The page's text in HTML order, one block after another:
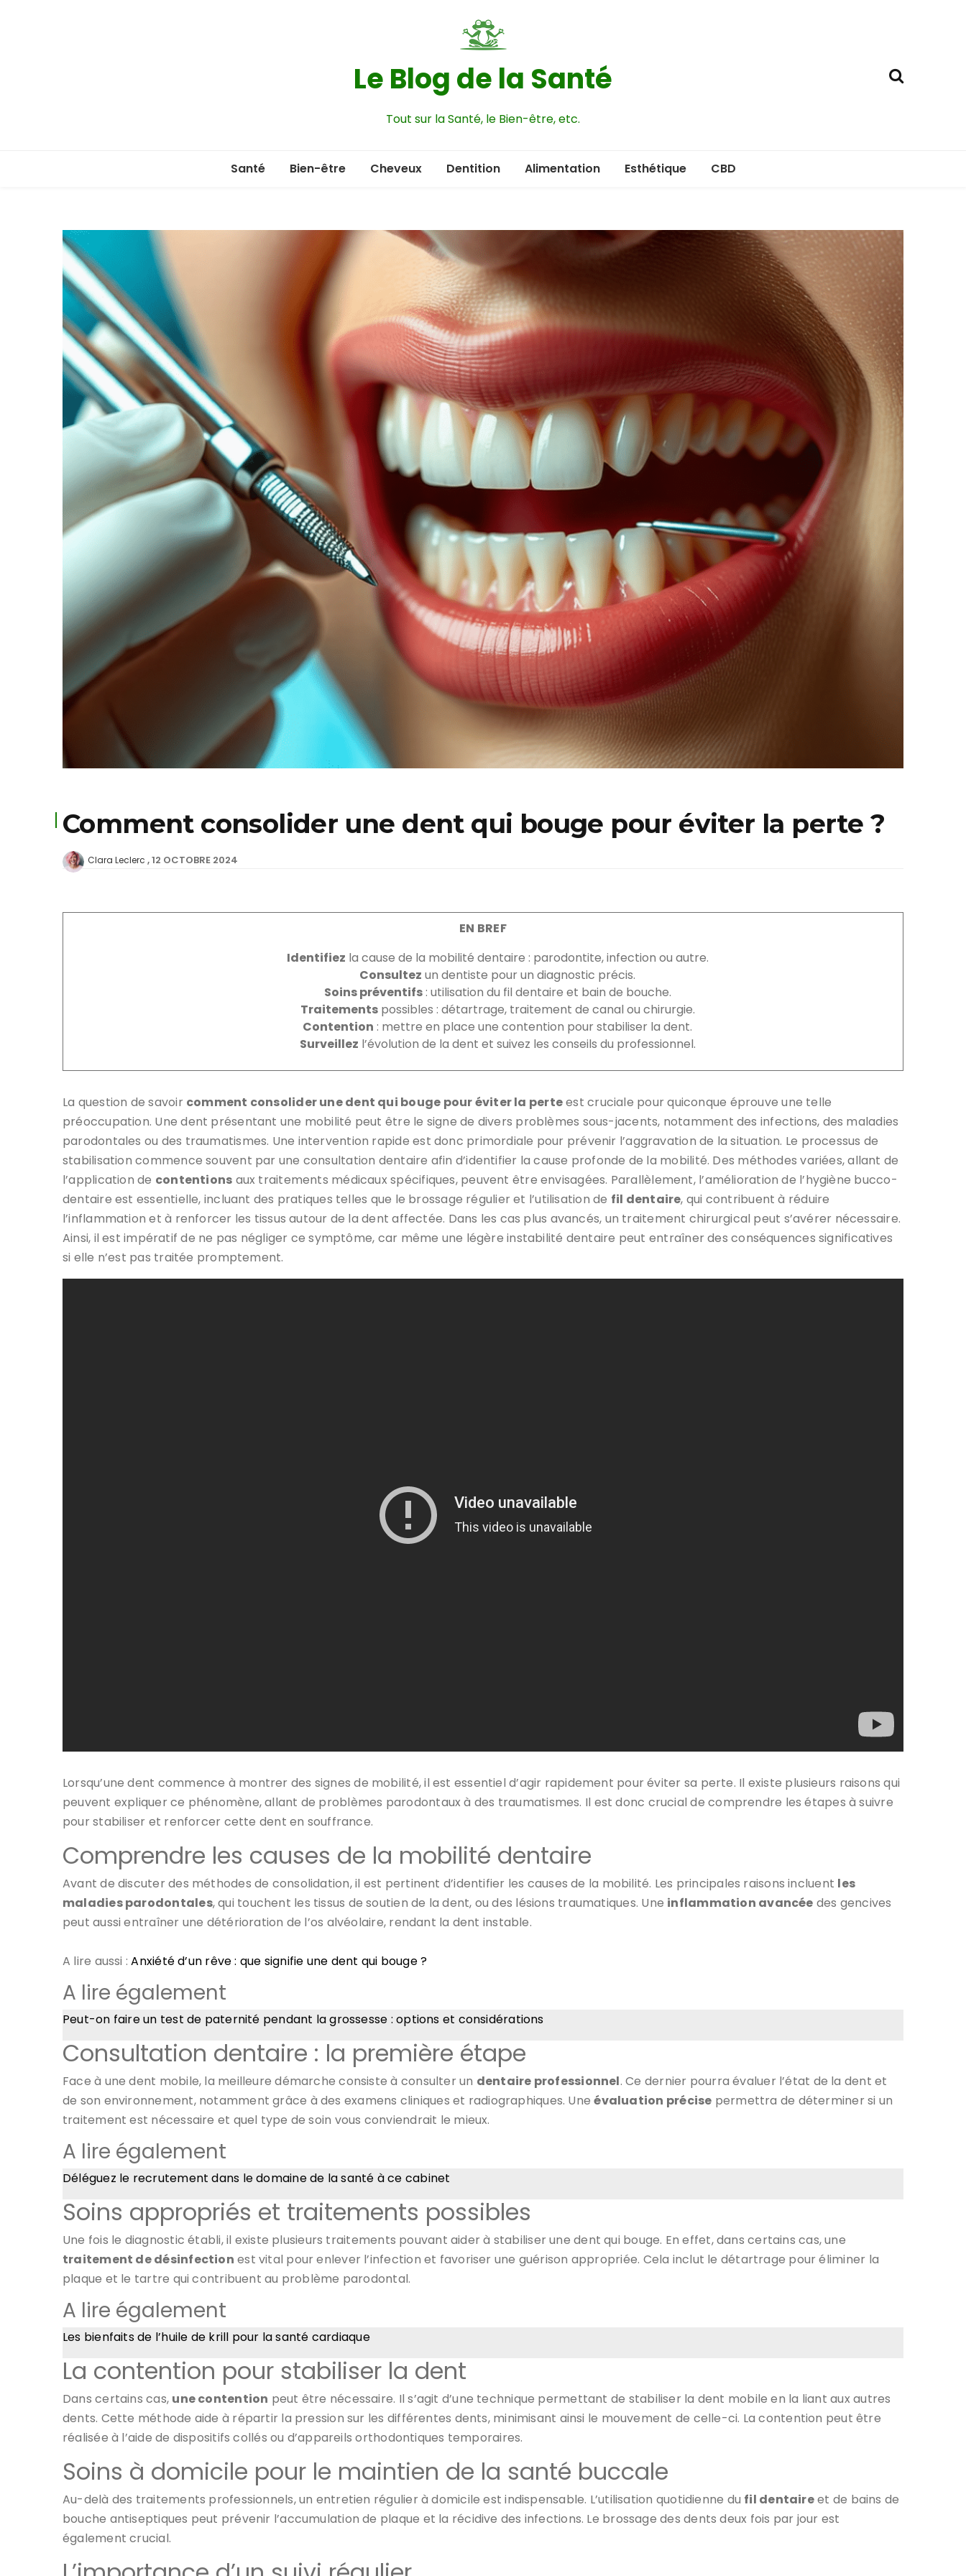
Le Blog de la Santé
Tout sur la Santé, le Bien-être, etc.
Santé Bien-être Cheveux Dentition Alimentation Esthétique CBD
Comment consolider une dent qui bouge pour éviter la perte ?
Clara Leclerc 12 OCTOBRE 2024
EN BREF
Identifiez la cause de la mobilité dentaire : parodontite, infection ou autre.
Consultez un dentiste pour un diagnostic précis.
Soins préventifs: utilisation du fil dentaire et bain de bouche.
Traitementspossibles : détartrage, traitement de canal ou chirurgie.
Contention : mettre en place une contention pour stabiliser la dent.
Surveillez l’évolution de la dent et suivez les conseils du professionnel.
La question de savoir comment consolider une dent qui bouge pour éviter la perteest cruciale pour quiconque éprouve une telle
préoccupation. Une dent présentant une mobilité peut être le signe de divers problèmes sous-jacents, notamment des infections, des maladies
parodontales ou des traumatismes. Une intervention rapide est donc primordiale pour prévenir l’aggravation de la situation. Le processus de
stabilisation commence souvent par une consultation dentaire afin d’identifier la cause profonde de la mobilité. Des méthodes variées, allant de
l’application de contentions aux traitements médicaux spécifiques, peuvent être envisagées. Parallèlement, l’amélioration de l’hygiène bucco-
dentaire est essentielle, incluant des pratiques telles que le brossage régulier et l’utilisation de fil dentaire, qui contribuent à réduire
l’inflammation et à renforcer les tissus autour de la dent affectée. Dans les cas plus avancés, un traitement chirurgical peut s’avérer nécessaire.
Ainsi, il est impératif de ne pas négliger ce symptôme, car même une légère instabilité dentaire peut entraîner des conséquences significatives
si elle n’est pas traitée promptement.
Lorsqu’une dent commence à montrer des signes de mobilité, il est essentiel d’agir rapidement pour éviter sa perte. Il existe plusieurs raisons qui
peuvent expliquer ce phénomène, allant de problèmes parodontaux à des traumatismes. Il est donc crucial de comprendre les étapes à suivre
pour stabiliser et renforcer cette dent en souffrance.
Comprendre les causes de la mobilité dentaire
Avant de discuter des méthodes de consolidation, il est pertinent d’identifier les causes de la mobilité. Les principales raisons incluent les
maladies parodontales, qui touchent les tissus de soutien de la dent, ou des lésions traumatiques. Une inflammation avancée des gencives
peut aussi entraîner une détérioration de l’os alvéolaire, rendant la dent instable.
A lire aussi :Anxiété d’un rêve : que signifie une dent qui bouge ?
A lire également
Peut-on faire un test de paternité pendant la grossesse : options et considérations
Consultation dentaire : la première étape
Face à une dent mobile, la meilleure démarche consiste à consulter un dentaire professionnel. Ce dernier pourra évaluer l’état de la dent et
de son environnement, notamment grâce à des examens cliniques et radiographiques. Uneévaluation précise permettra de déterminer si un
traitement est nécessaire et quel type de soin vous conviendrait le mieux.
A lire également
Déléguez le recrutement dans le domaine de la santé à ce cabinet
Soins appropriés et traitements possibles
Une fois le diagnostic établi, il existe plusieurs traitements pouvant aider à stabiliser une dent qui bouge. En effet, dans certains cas, une
traitement de désinfection est vital pour enlever l’infection et favoriser une guérison appropriée. Cela inclut le détartrage pour éliminer la
plaque et le tartre qui contribuent au problème parodontal.
A lire également
Les bienfaits de l’huile de krill pour la santé cardiaque
La contention pour stabiliser la dent
Dans certains cas, une contention peut être nécessaire. Il s’agit d’une technique permettant de stabiliser la dent mobile en la liant aux autres
dents. Cette méthode aide à répartir la pression sur les différentes dents, minimisant ainsi le mouvement de celle-ci. La contention peut être
réalisée à l’aide de dispositifs collés ou d’appareils orthodontiques temporaires.
Soins à domicile pour le maintien de la santé buccale
Au-delà des traitements professionnels, un entretien régulier à domicile est indispensable. L’utilisation quotidienne du fil dentaireet de bains de
bouche antiseptiques peut prévenir l’accumulation de plaque et la récidive des infections. Le brossage des dents deux fois par jour est
également crucial.